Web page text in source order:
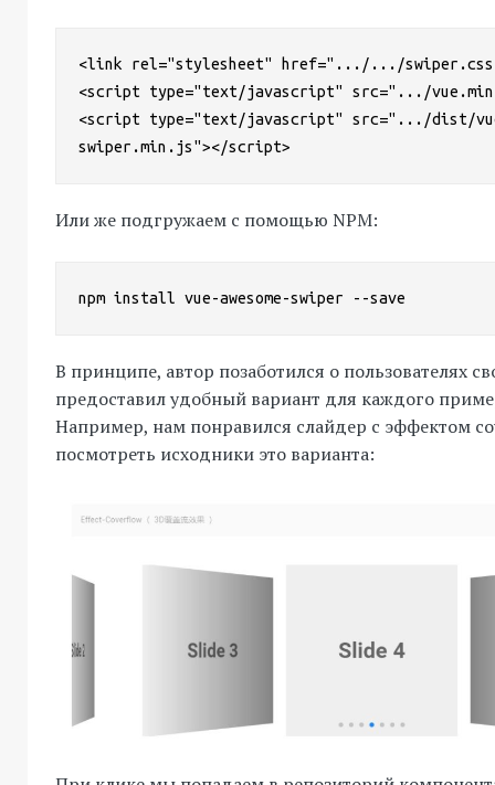
<link rel="stylesheet" href=".../.../
<script type="text/javascript" src=".../
<script type="text/javascript" src=".../dist/vue-
swiper.min.js"></script>
Или же подгружаем с помощью NPM:
npm install vue-awesome-swiper --save
В принципе, автор позаботился о пользователях
предоставил удобный вариант для каждого
Например, нам понравился слайдер с эффектом
посмотреть исходники это варианта: